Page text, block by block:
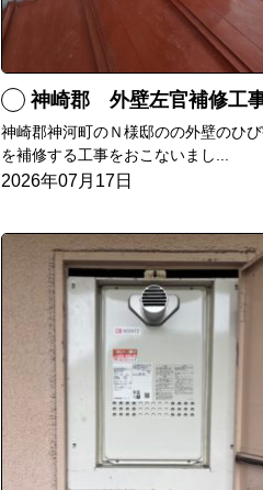
神崎郡 外壁左官補修工
神崎郡神河町のＮ様邸のの外壁のひ
を補修する工事をおこないまし...
2026年07月17日